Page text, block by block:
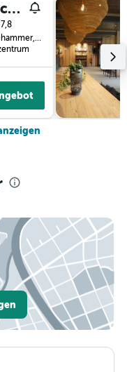
Scandic Victoria
Storgata 84 B, Lillehammer, Oppland, Norwegen